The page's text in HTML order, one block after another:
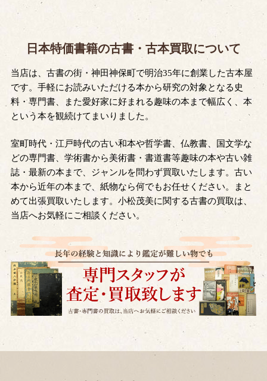
日本特価書籍の古書・古本買取について
当店は、古書の街・神田神保町で明治35年に創業した古本屋
です。手軽にお読みいただける本から研究の対象となる史
料・専門書、また愛好家に好まれる趣味の本まで幅広く、本
という本を観続けてまいりました。
室町時代・江戸時代の古い和本や哲学書、仏教書、国文学な
どの専門書、学術書から美術書・書道書等趣味の本や古い雑
誌・最新の本まで、ジャンルを問わず買取いたします。古い
本から近年の本まで、紙物なら何でもお任せください。まと
めて出張買取いたします。小松茂美に関する古書の買取は、
当店へお気軽にご相談ください。